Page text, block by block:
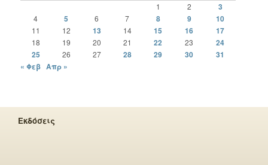
1 2 3
4 5 6 7 8 9 10
11 12 13 14 15 16 17
18 19 20 21 22 23
24
25
26 27 28 29 30
31
« Φεβ Απρ »
Εκδόσεις